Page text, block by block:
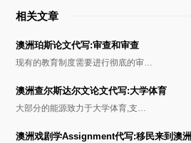
相关文章
澳洲珀斯论文代写:审查和审查
现有的教育制度需要进行彻底的审…
澳洲查尔斯达尔文论文代写:大学体育
大部分的能源致力于大学体育,支…
澳洲戏剧学Assignment代写:移民来到澳洲